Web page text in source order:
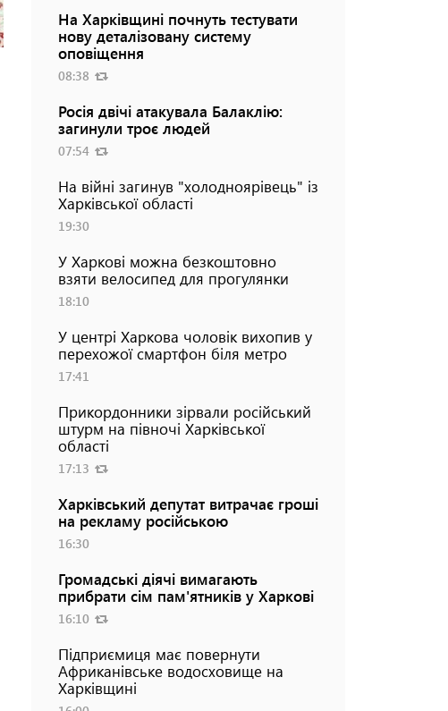
На Харківщині почнуть тестувати
нову деталізовану систему
оповіщення
08:38
Росія двічі атакувала Балаклію:
загинули троє людей
07:54
На війні загинув "холодноярівець" із
Харківської області
19:30
У Харкові можна безкоштовно
взяти велосипед для прогулянки
18:10
У центрі Харкова чоловік вихопив у
перехожої смартфон біля метро
17:41
Прикордонники зірвали російський
штурм на півночі Харківської
області
17:13
Харківський депутат витрачає гроші
на рекламу російською
16:30
Громадські діячі вимагають
прибрати сім пам'ятників у Харкові
16:10
Підприємиця має повернути
Африканівське водосховище на
Харківщині